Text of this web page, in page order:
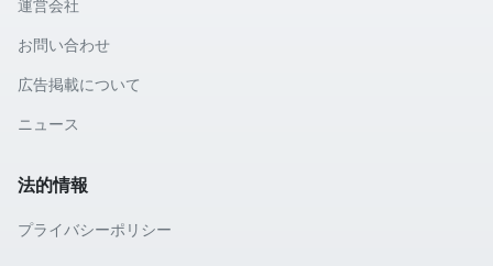
運営会社
お問い合わせ
広告掲載について
ニュース
法的情報
プライバシーポリシー